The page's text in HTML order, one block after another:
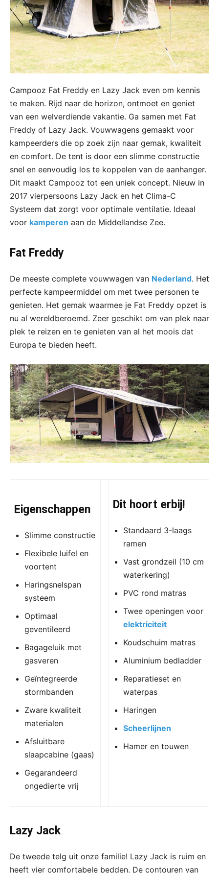
Campooz Fat Freddy en Lazy Jack even om kennis
te maken. Rijd naar de horizon, ontmoet en geniet
van een welverdiende vakantie. Ga samen met Fat
Freddy of Lazy Jack. Vouwwagens gemaakt voor
kampeerders die op zoek zijn naar gemak, kwaliteit
en comfort. De tent is door een slimme constructie
snel en eenvoudig los te koppelen van de aanhanger.
Dit maakt Campooz tot een uniek concept. Nieuw in
2017 vierpersoons Lazy Jack en het Clima-C
Systeem dat zorgt voor optimale ventilatie. Ideaal
voor kamperen aan de Middellandse Zee.
Fat Freddy
De meeste complete vouwwagen van Nederland. Het
perfecte kampeermiddel om met twee personen te
genieten. Het gemak waarmee je Fat Freddy opzet is
nu al wereldberoemd. Zeer geschikt om van plek naar
plek te reizen en te genieten van al het moois dat
Europa te bieden heeft.
Eigenschappen
Slimme constructie
Flexibele luifel en
voortent
Haringsnelspan
systeem
Optimaal
geventileerd
Bagageluik met
gasveren
Geïntegreerde
stormbanden
Zware kwaliteit
materialen
Afsluitbare
slaapcabine (gaas)
Gegarandeerd
ongedierte vrij
Dit hoort erbij!
Standaard 3-laags
ramen
Vast grondzeil (10 cm
waterkering)
PVC rond matras
Twee openingen voor
elektriciteit
Koudschuim matras
Aluminium bedladder
Reparatieset en
waterpas
Haringen
Scheerlijnen
Hamer en touwen
Lazy Jack
De tweede telg uit onze familie! Lazy Jack is ruim en
heeft vier comfortabele bedden. De contouren van